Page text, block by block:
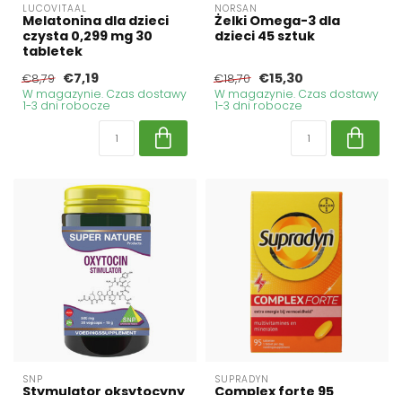
LUCOVITAAL
Melatonina dla dzieci
czysta 0,299 mg 30
tabletek
€8,79 €7,19
W magazynie. Czas dostawy
1-3 dni robocze
NORSAN
Żelki Omega-3 dla
dzieci 45 sztuk
€18,70 €15,30
W magazynie. Czas dostawy
1-3 dni robocze
SNP
Stymulator oksytocyny
SUPRADYN
Complex forte 95